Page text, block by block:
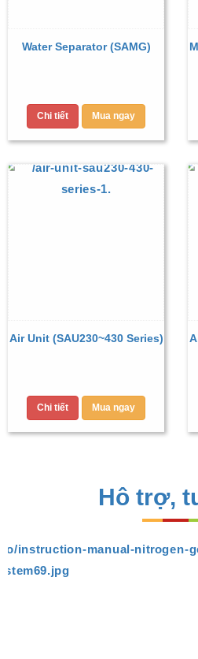
Water Separator (SAMG)
Chi tiết Mua ngay
Air Unit (SAU230~430 Series)
Chi tiết Mua ngay
Hô trợ,